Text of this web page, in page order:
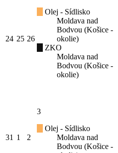
24 25 26
Olej - Sídlisko
Moldava nad
Bodvou (Košice -
okolie)
ZKO
Moldava nad
Bodvou (Košice -
okolie)
31 1 2
3
Olej - Sídlisko
Moldava nad
Bodvou (Košice -